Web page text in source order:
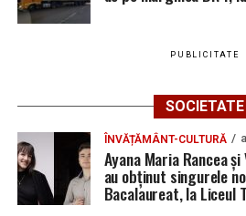
PUBLICITATE
SOCIETATE
ÎNVĂȚĂMÂNT-CULTURĂ
Ayana Maria Rancea
au obținut singurele
Bacalaureat, la Liceul